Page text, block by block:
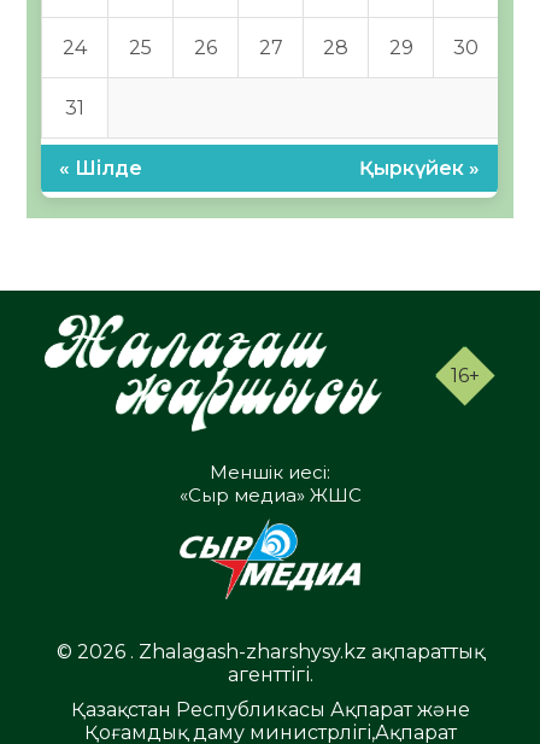
24 25 26 27 28 29 30
31
« Шілде Қыркүйек »
16+
Меншік иесі:
«Сыр медиа» ЖШС
© 2026 . Zhalagash-zharshysy.kz ақпараттық
агенттігі.
Қазақстан Республикасы Ақпарат және
Қоғамдық даму министрлігі,Ақпарат